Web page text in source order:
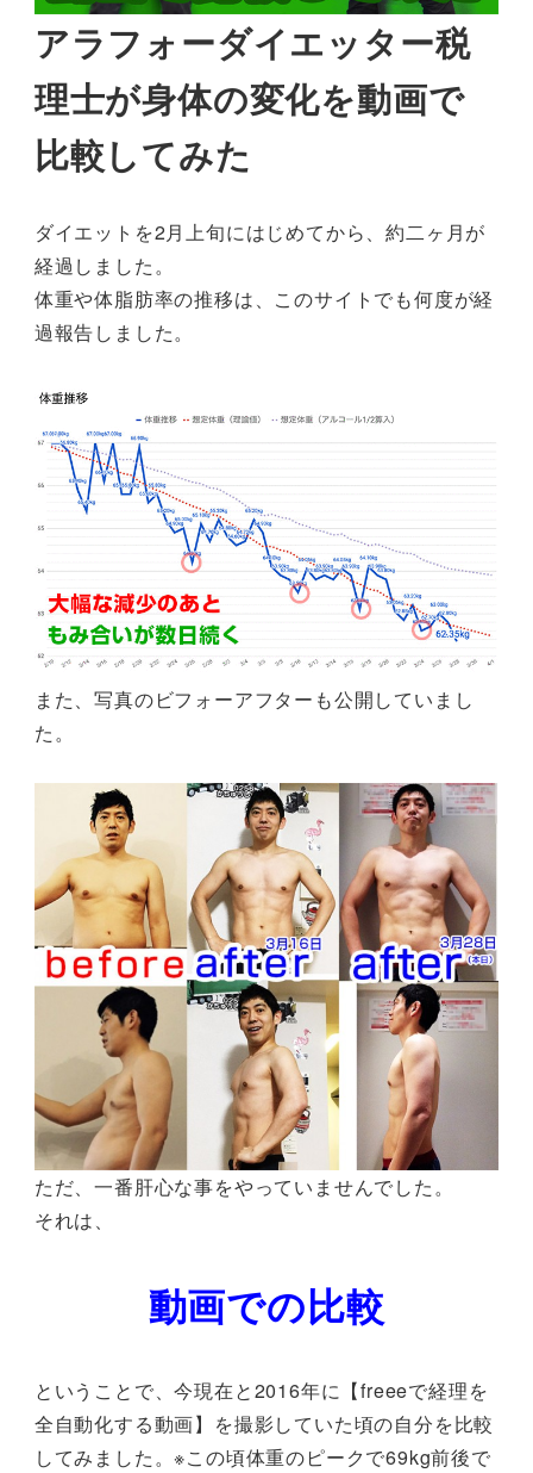
アラフォーダイエッター税
理士が身体の変化を動画で
比較してみた
ダイエットを2月上旬にはじめてから、約二ヶ月が
経過しました。
体重や体脂肪率の推移は、このサイトでも何度が経
過報告しました。
また、写真のビフォーアフターも公開していまし
た。
ただ、一番肝心な事をやっていませんでした。
それは、
動画での比較
ということで、今現在と2016年に【freeeで経理を
全自動化する動画】を撮影していた頃の自分を比較
してみました。※この頃体重のピークで69kg前後で